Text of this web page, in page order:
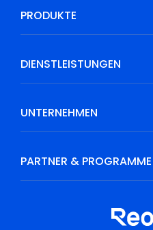
PRODUKTE
DIENSTLEISTUNGEN
UNTERNEHMEN
PARTNER & PROGRAMME